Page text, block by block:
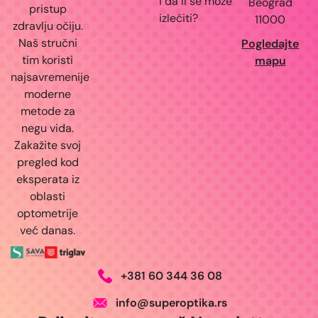
pristup
zdravlju očiju.
Naš stručni
tim koristi
najsavremenije
moderne
metode za
negu vida.
Zakažite svoj
pregled kod
eksperata iz
oblasti
optometrije
već danas.
izlečiti?
11000
Pogledajte
mapu
+381 60 344 36 08
info@superoptika.rs